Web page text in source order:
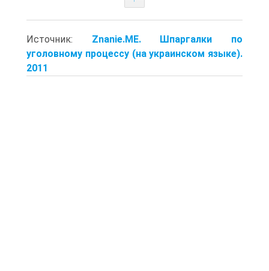
Источник: Znanie.ME. Шпаргалки по
уголовному процессу (на украинском языке).
2011